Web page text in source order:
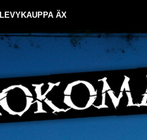
LEVYKAUPPA ÄX